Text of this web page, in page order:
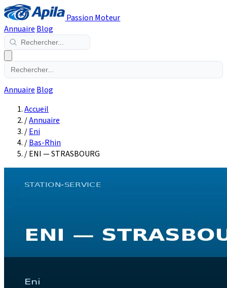
Passion Moteur
Annuaire Blog
Annuaire Blog
Accueil
/Annuaire
/Eni
/Bas-Rhin
/ENI — STRASBOURG